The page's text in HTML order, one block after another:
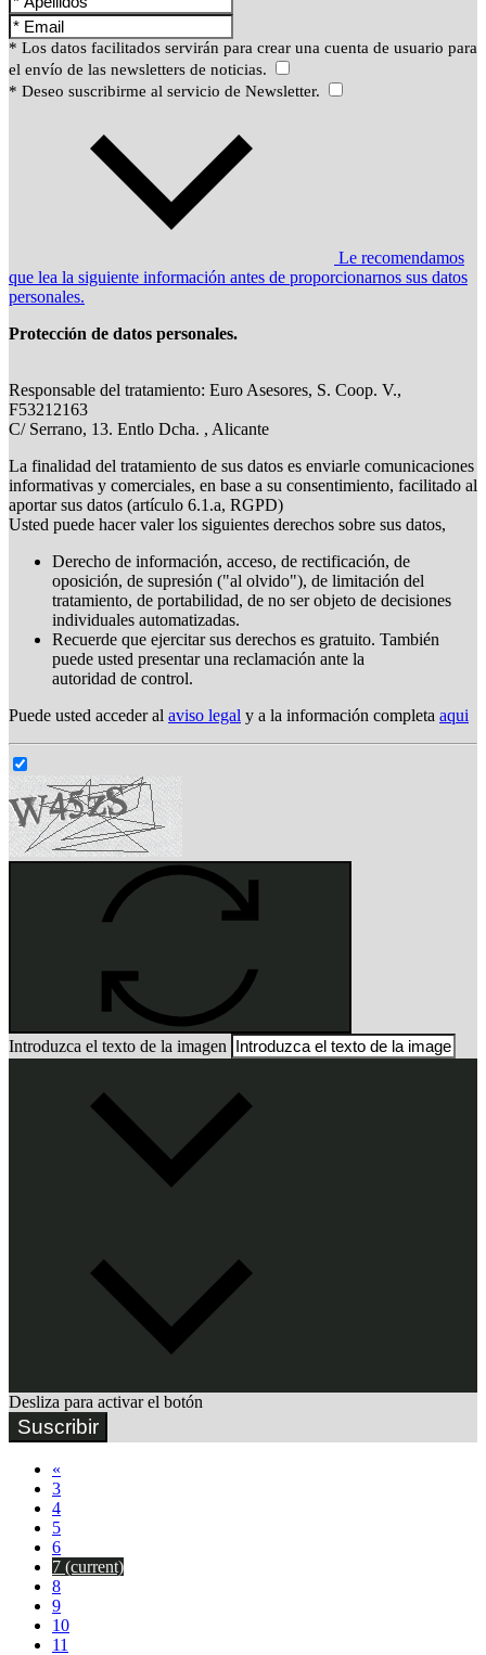
* Los datos facilitados servirán para crear una cuenta de usuario para
el envío de las newsletters de noticias.
* Deseo suscribirme al servicio de Newsletter.
Le recomendamos
que lea la siguiente información antes de proporcionarnos sus datos
personales.
Protección de datos personales.
Responsable del tratamiento: Euro Asesores, S. Coop. V.,
F53212163
C/ Serrano, 13. Entlo Dcha. , Alicante
La finalidad del tratamiento de sus datos es enviarle comunicaciones
informativas y comerciales, en base a su consentimiento, facilitado al
aportar sus datos (artículo 6.1.a, RGPD)
Usted puede hacer valer los siguientes derechos sobre sus datos,
Derecho de información, acceso, de rectificación, de
oposición, de supresión ("al olvido"), de limitación del
tratamiento, de portabilidad, de no ser objeto de decisiones
individuales automatizadas.
Recuerde que ejercitar sus derechos es gratuito. También
puede usted presentar una reclamación ante la
autoridad de control.
Puede usted acceder al aviso legal y a la información completa aqui
Introduzca el texto de la imagen
Desliza para activar el botón
Suscribir
«
3
4
5
6
7 (current)
8
9
10
11